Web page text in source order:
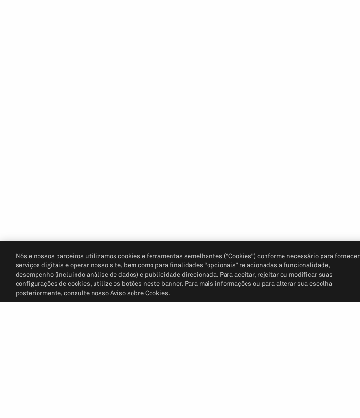
Nós e nossos parceiros utilizamos cookies e ferramentas semelhantes (“Cookies”) conforme necessário para fornecer
serviços digitais e operar nosso site, bem como para finalidades “opcionais” relacionadas a funcionalidade,
desempenho (incluindo análise de dados) e publicidade direcionada. Para aceitar, rejeitar ou modificar suas
configurações de cookies, utilize os botões neste banner. Para mais informações ou para alterar sua escolha
posteriormente, consulte nosso Aviso sobre Cookies.